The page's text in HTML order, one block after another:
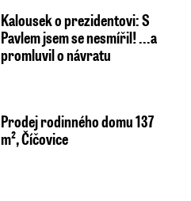
Kalousek o prezidentovi: S
Pavlem jsem se nesmířil! ...a
promluvil o návratu
Prodej rodinného domu 137
m², Číčovice